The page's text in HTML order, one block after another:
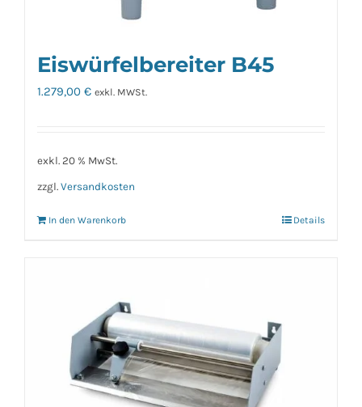
Eiswürfelbereiter B45
1.279,00 € exkl. MWSt.
exkl. 20 % MwSt.
zzgl. Versandkosten
In den Warenkorb Details